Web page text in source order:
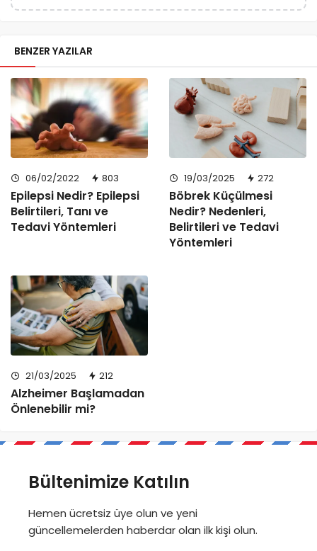
BENZER YAZILAR
06/02/2022 803
Epilepsi Nedir? Epilepsi
Belirtileri, Tanı ve
Tedavi Yöntemleri
19/03/2025 272
Böbrek Küçülmesi
Nedir? Nedenleri,
Belirtileri ve Tedavi
Yöntemleri
21/03/2025 212
Alzheimer Başlamadan
Önlenebilir mi?
Bültenimize Katılın
Hemen ücretsiz üye olun ve yeni
güncellemelerden haberdar olan ilk kişi olun.